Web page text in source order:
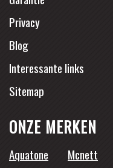
Privacy
Blog
Interessante links
Sitemap
ONZE MERKEN
Aquatone
Mcnett